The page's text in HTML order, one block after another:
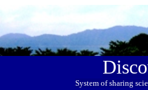
System of sharing